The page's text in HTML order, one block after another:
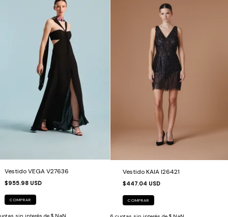
Vestido VEGA V27636
$955.98 USD
COMPRAR
Vestido KAIA I26421
$447.04 USD
COMPRAR